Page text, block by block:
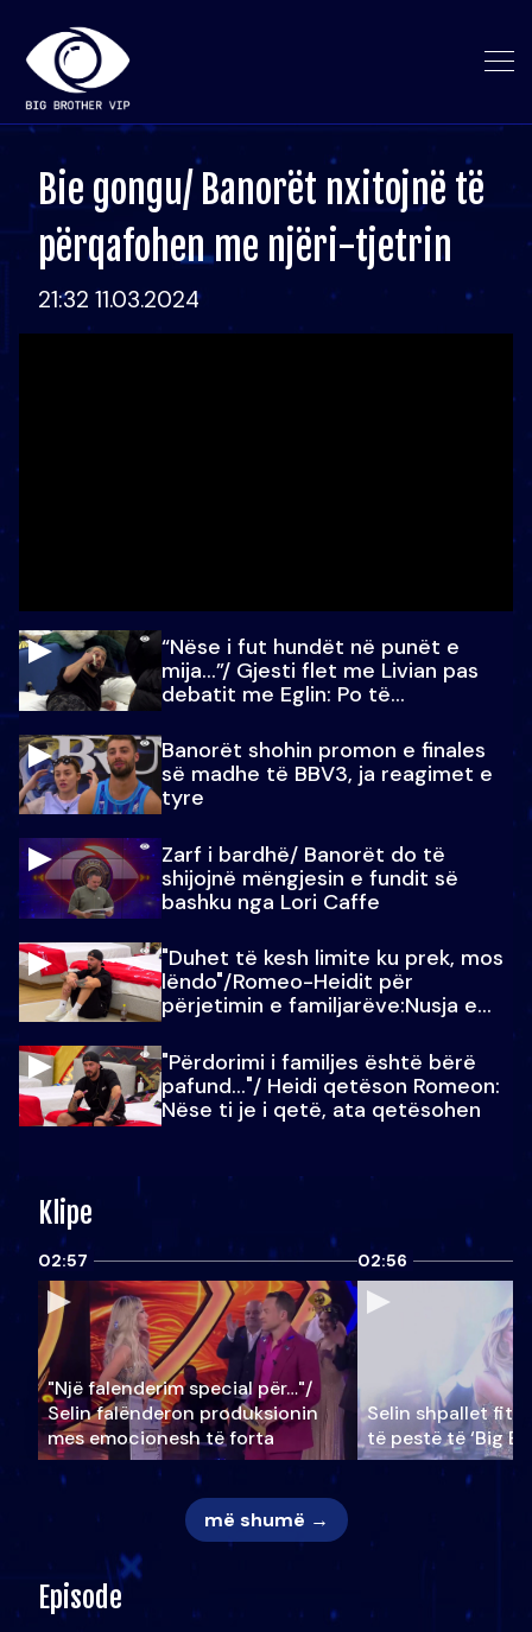
Bie gongu/ Banorët nxitojnë të
përqafohen me njëri-tjetrin
21:32 11.03.2024
“Nëse i fut hundët në punët e
mija…”/ Gjesti flet me Livian pas
debatit me Eglin: Po të
Banorët shohin promon e finales
së madhe të BBV3, ja reagimet e
tyre
Zarf i bardhë/ Banorët do të
shijojnë mëngjesin e fundit së
bashku nga Lori Caffe
"Duhet të kesh limite ku prek, mos
lëndo"/Romeo-Heidit për
përjetimin e familjarëve:Nusja e
"Përdorimi i familjes është bërë
pafund…"/ Heidi qetëson Romeon:
Nëse ti je i qetë, ata qetësohen
Klipe
02:57
"Një falenderim special për…"/
Selin falënderon produksionin
mes emocionesh të forta
02:56
Selin shpallet
të pestë të ‘Big
më shumë →
Episode